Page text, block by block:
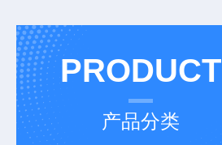
PRODUCT
产品分类